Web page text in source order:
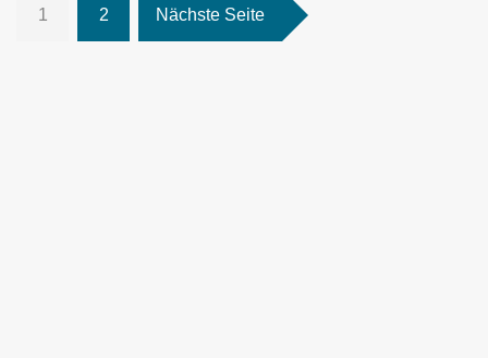
1 2 Nächste Seite